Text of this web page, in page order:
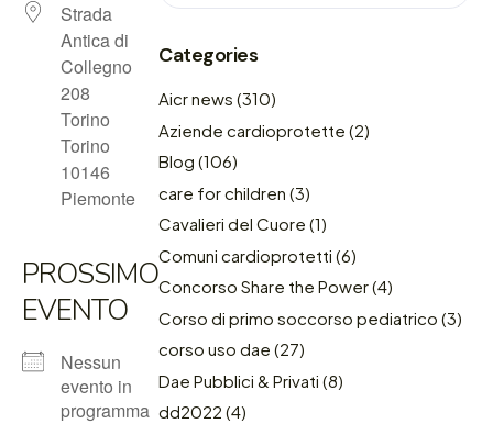
Strada
Antica di
Collegno
208
Torino
Torino
10146
Piemonte
PROSSIMO
EVENTO
Nessun
evento in
programma
Categories
Aicr news (310)
Aziende cardioprotette (2)
Blog (106)
care for children (3)
Cavalieri del Cuore (1)
Comuni cardioprotetti (6)
Concorso Share the Power(4)
Corso di primo soccorso pediatrico (3)
corso uso dae (27)
Dae Pubblici & Privati (8)
dd2022 (4)